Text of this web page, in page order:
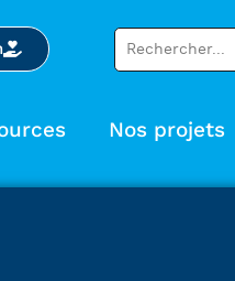
Nos projets